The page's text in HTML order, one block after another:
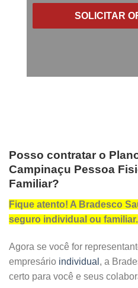
SOLICITAR
Posso contratar o
Campinaçu Pessoa
Familiar?
Fique atento! A Bradesco
seguro individual ou familiar.
Agora se você for
empresário individual , a
certo para você e seus